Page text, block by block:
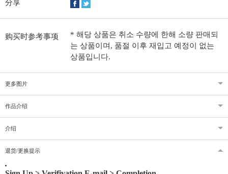
分享
购买时参考事项
* 해당 상품은 취소 수량에 한해 소량 판매되
는 상품이며, 품절 이후 재입고 예정이 없는
상품입니다.
更多图片
作品介绍
介绍
退货/更换提示